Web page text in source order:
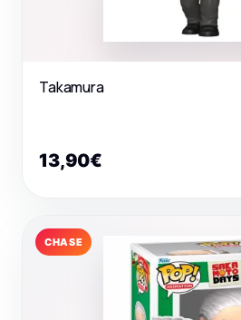
Takamura
13,90€
CHASE